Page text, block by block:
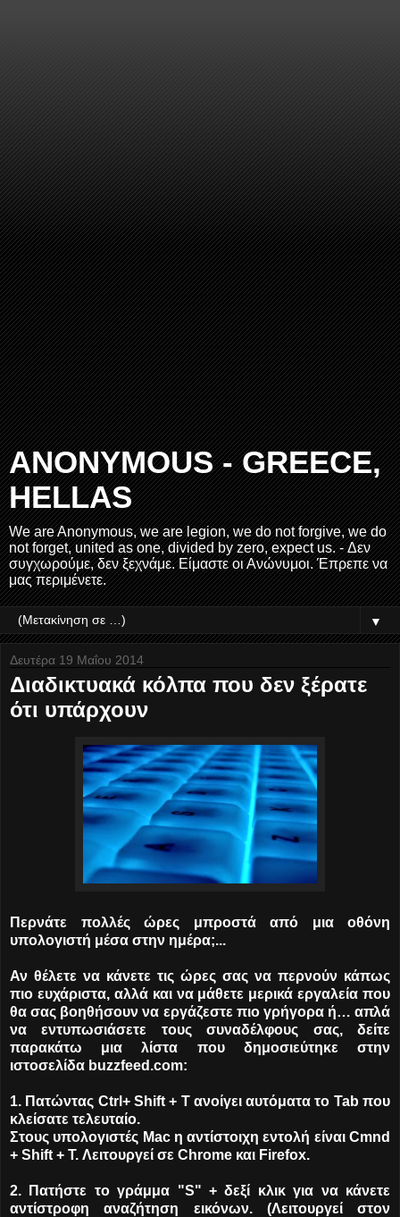
ANONYMOUS - GREECE,
HELLAS
We are Anonymous, we are legion, we do not forgive, we do
not forget, united as one, divided by zero, expect us. - Δεν
συγχωρούμε, δεν ξεχνάμε. Είμαστε οι Ανώνυμοι. Έπρεπε να
μας περιμένετε.
▼
Δευτέρα 19 Μαΐου 2014
Διαδικτυακά κόλπα που δεν ξέρατε
ότι υπάρχουν
Περνάτε πολλές ώρες μπροστά από μια οθόνη
υπολογιστή μέσα στην ημέρα;...
Αν θέλετε να κάνετε τις ώρες σας να περνούν κάπως
πιο ευχάριστα, αλλά και να μάθετε μερικά εργαλεία που
θα σας βοηθήσουν να εργάζεστε πιο γρήγορα ή… απλά
να εντυπωσιάσετε τους συναδέλφους σας, δείτε
παρακάτω μια λίστα που δημοσιεύτηκε στην
ιστοσελίδα buzzfeed.com:
1. Πατώντας Ctrl+ Shift + T ανοίγει αυτόματα το Tab που
κλείσατε τελευταίο.
Στους υπολογιστές Mac η αντίστοιχη εντολή είναι Cmnd
+ Shift + T. Λειτουργεί σε Chrome και Firefox.
2. Πατήστε το γράμμα "S" + δεξί κλικ για να κάνετε
αντίστροφη αναζήτηση εικόνων. (Λειτουργεί στον